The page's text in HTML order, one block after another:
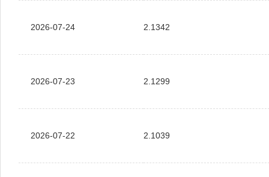
2026-07-24 2.1342
2026-07-23 2.1299
2026-07-22 2.1039